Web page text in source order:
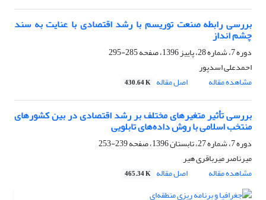
بررسی رابطه صنعت توریسم با رشد اقتصادی با عنایت به سند
چشم انداز
دوره 7، شماره 28، پاییز 1396، صفحه
285-295
احمدعلی اسدپور
مشاهده مقاله
اصل مقاله 430.64 K
بررسی تأثیر متغیرهای مختلف بر رشد اقتصادی در بین کشورهای
منتخب اسلامی با روش داده‌های تابلویی
دوره 7، شماره 27، تابستان 1396، صفحه
239-253
میرناصر میرباقری هیر
مشاهده مقاله
اصل مقاله 465.34 K